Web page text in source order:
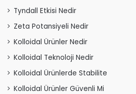
Tyndall Etkisi Nedir
Zeta Potansiyeli Nedir
Kolloidal Ürünler Nedir
Kolloidal Teknoloji Nedir
Kolloidal Ürünlerde Stabilite
Kolloidal Ürünler Güvenli Mi